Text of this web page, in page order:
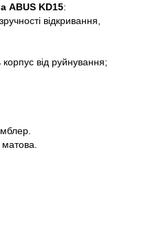
ABUS KD15:
відкривання,
від руйнування;